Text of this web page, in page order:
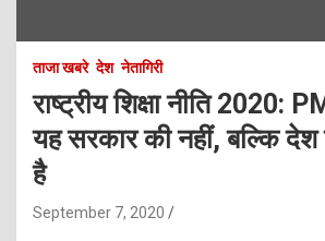
ताजा खबरे देश नेतागिरी
राष्ट्रीय शिक्षा नीति 2020:
यह सरकार की नहीं, बल्कि देश
है
September 7, 2020